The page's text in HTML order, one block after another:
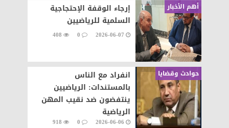
أهم الأخبار
إرجاء الوقفة الإحتجاجية
السلمية للرياضيين
2026-06-07
0
408
حوادث وقضايا
انفراد مع الناس
بالمستندات: الرياضيين
ينتفضون ضد نقيب المهن
الرياضية
2026-06-06
0
918